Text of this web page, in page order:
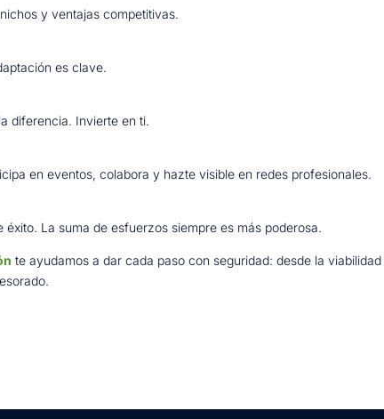
y ventajas competitivas.
es clave.
diferencia. Invierte en ti.
en eventos, colabora y hazte visible en redes profesionales.
La suma de esfuerzos siempre es más poderosa.
te ayudamos a dar cada paso con seguridad: desde la